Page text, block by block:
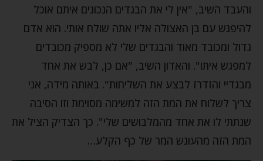
והעבד השיב, "אין לי את הבגדים הנכונים איתם אוכל
להיפגש עם בן האצולה אליו אתה שולח אותי. הוא אדם
גדול ומכובד מאוד והבגדים שלי לא מספיק מכובדים
למפגש איתו". והאדון השיב, "אם כן, לבש את אחד
מבגדיי והזדרז לבצע את השליחות". באותה מידה, אני
צריך לשלוח את המת הזה למשימה מסוימת וזו הסיבה
שנתתי לו את אחד מהמלבושים שלי". כך הצדיק הציל את
המת הזה מהעונש המר של כף הקלע…